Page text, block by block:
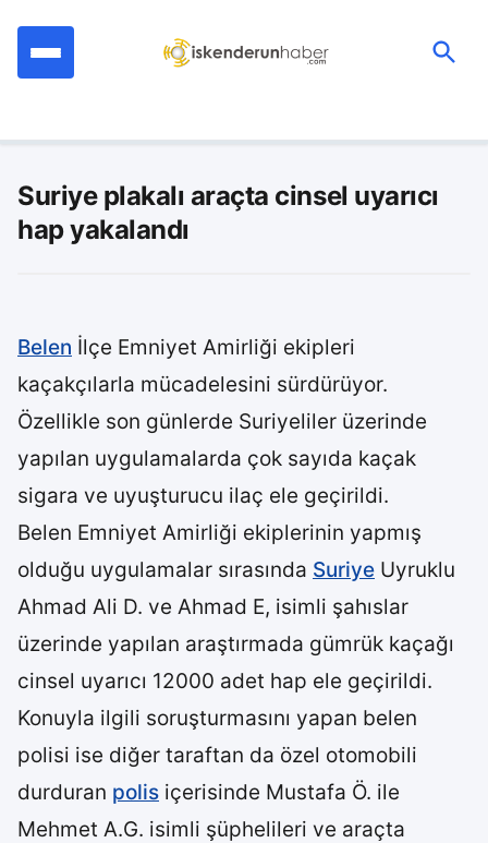
Suriye plakalı araçta cinsel uyarıcı
hap yakalandı
Belen İlçe Emniyet Amirliği ekipleri
kaçakçılarla mücadelesini sürdürüyor.
Özellikle son günlerde Suriyeliler üzerinde
yapılan uygulamalarda çok sayıda kaçak
sigara ve uyuşturucu ilaç ele geçirildi.
Belen Emniyet Amirliği ekiplerinin yapmış
olduğu uygulamalar sırasında Suriye Uyruklu
Ahmad Ali D. ve Ahmad E, isimli şahıslar
üzerinde yapılan araştırmada gümrük kaçağı
cinsel uyarıcı 12000 adet hap ele geçirildi.
Konuyla ilgili soruşturmasını yapan belen
polisi ise diğer taraftan da özel otomobili
durduran polis içerisinde Mustafa Ö. ile
Mehmet A.G. isimli şüphelileri ve araçta